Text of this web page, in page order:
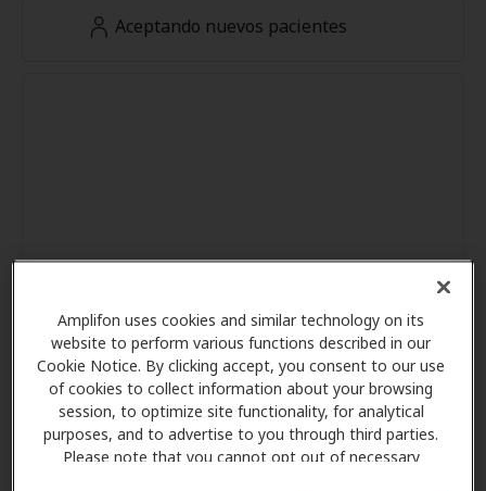
Amplifon uses cookies and similar technology on its
website to perform various functions described in our
Cookie Notice. By clicking accept, you consent to our use
of cookies to collect information about your browsing
session, to optimize site functionality, for analytical
purposes, and to advertise to you through third parties.
Please note that you cannot opt out of necessary
Aceptando nuevos pacientes